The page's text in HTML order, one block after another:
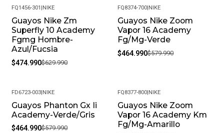
SKU: SPECTRUMTPU-GN_7
-25%
FQ1456-301 NIKE
Guayos Nike Zm
Superfly 10 Academy
Fgmg Hombre-
Azul/Fucsia
$474.990$629.990
-20%
FQ8374-700 NIKE
Guayos Nike Zoom
Vapor 16 Academy
Fg/Mg-Verde
$464.990$579.990
-20%
FD6723-003| NIKE
Guayos Phanton Gx Ii
Academy-Verde/Gris
$464.990$579.990
-23%
FQ8377-800 NIKE
Guayos Nike Zoom
Vapor 16 Academy Km
Fg/Mg-Amarillo